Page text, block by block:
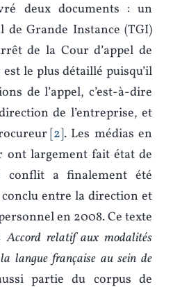
deux documents : un
de Grande Instance (TGI)
de la Cour d’appel de
le plus détaillé puisqu’il
de l’appel, c’est-à-dire
de l’entreprise, et
2 . Les médias en
ont largement fait état de
conflit a finalement été
entre la direction et
en 2008. Ce texte
Accord relatif aux modalités
langue française au sein de
partie du corpus de